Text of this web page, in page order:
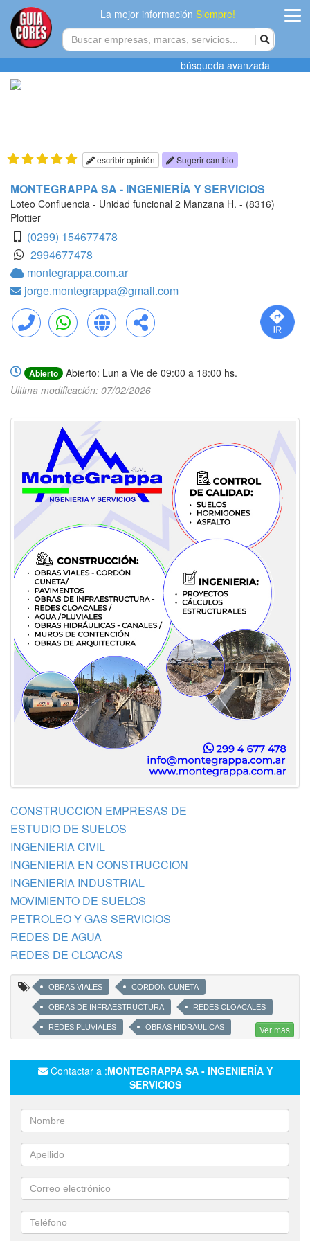
La mejor informaciónSiempre!
Agregar
búsqueda avanzada
escribir opinión Sugerir cambio
MONTEGRAPPA SA - INGENIERÍA Y SERVICIOS
Loteo Confluencia - Unidad funcional 2 Manzana H. - (8316)
Plottier
(0299) 154677478
2994677478
montegrappa.com.ar
jorge.montegrappa@gmail.com
Llamar WhatsApp Web Compartir
Abierto
Abierto: Lun a Vie de 09:00 a 18:00 hs.
Ultima modificación: 07/02/2026
CONSTRUCCION EMPRESAS DE
ESTUDIO DE SUELOS
INGENIERIA CIVIL
INGENIERIA EN CONSTRUCCION
INGENIERIA INDUSTRIAL
MOVIMIENTO DE SUELOS
PETROLEO Y GAS SERVICIOS
REDES DE AGUA
REDES DE CLOACAS
OBRAS VIALES CORDON CUNETA
OBRAS DE INFRAESTRUCTURA REDES CLOACALES
REDES PLUVIALES OBRAS HIDRAULICAS
CALCULOS ESTRUCTURALES CONTROL DE CALIDAD
INSPECCIÓN DE OBRAS PAVIMENTOS RÍGIDOS
ALCANTARILLAS BACHEO FLEXIBLE
DENSIDADES DE SUELOS ENSAYOS PROCTOR
VALOR SOPORTE
REALIZACIÓN Y ROTURA DE PROBETAS DE HORMIGÓN
Ver más
Contactar a :MONTEGRAPPA SA - INGENIERÍA Y
SERVICIOS